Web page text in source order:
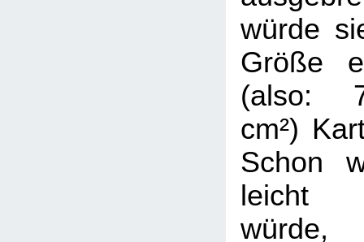
würde
Größe
(also:
cm²)
Schon
leicht